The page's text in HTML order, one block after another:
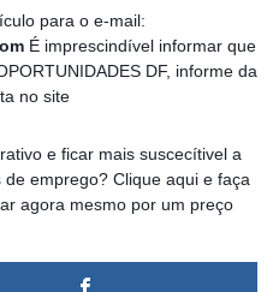
para o e-mail:
É imprescindível informar que
DF, informe da
no site
e ficar mais suscecítivel a
emprego? Clique aqui e faça
agora mesmo por um preço